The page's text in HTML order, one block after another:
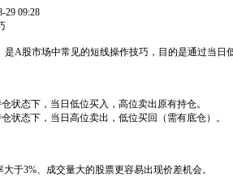
29 09:28
是A股市场中常见的短线操作技巧，目的是通过当
状态下，当日低位买入，高位卖出原有持仓。
状态下，当日高位卖出，低位买回（需有底仓）。
于3%、成交量大的股票更容易出现价差机会。